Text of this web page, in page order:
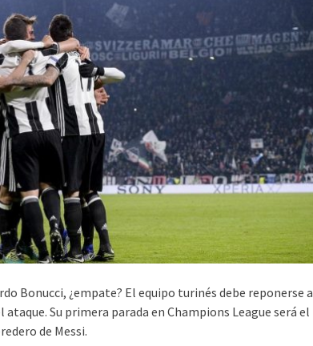
Bonucci, ¿empate? El equipo turinés debe reponerse a
Su primera parada en Champions League será el
de Messi.